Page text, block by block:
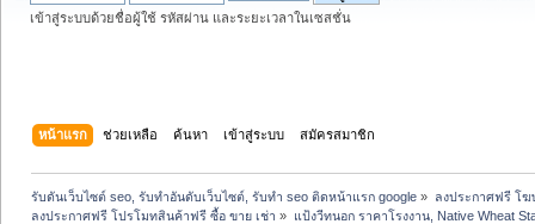
เข้าสู่ระบบด้วยชื่อผู้ใช้ รหัสผ่าน และระยะเวลาในเซสชั่น
หน้าแรก ช่วยเหลือ ค้นหา เข้าสู่ระบบ สมัครสมาชิก
รับดันเว็บไซต์ seo, รับทำอันดับเว็บไซต์, รับทำ seo ติดหน้าแรก google » ลงประกาศฟรี โ
ลงประกาศฟรี โปรโมทสินค้าฟรี ซื้อ ขาย เช่า » แป้งวีทนอก ราคาโรงงาน, Native Wheat